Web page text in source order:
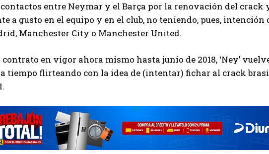
entre Neymar y el Barça por la renovación del crack
a gusto en el equipo y en el club, no teniendo, pues,
Manchester City o Manchester United.
contrato en vigor ahora mismo hasta junio de 2018, ‘Ney’
tiempo flirteando con la idea de (intentar) fichar al crack